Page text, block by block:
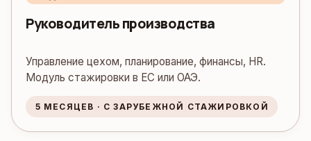
Руководитель производства
Управление цехом, планирование, финансы, HR.
Модуль стажировки в ЕС или ОАЭ.
5 МЕСЯЦЕВ · С ЗАРУБЕЖНОЙ СТАЖИРОВКОЙ